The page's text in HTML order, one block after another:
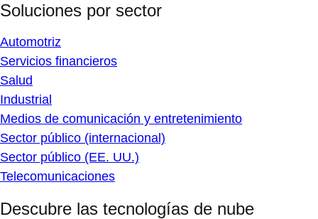
Soluciones por sector
Automotriz
Servicios financieros
Salud
Industrial
Medios de comunicación y entretenimiento
Sector público (internacional)
Sector público (EE. UU.)
Telecomunicaciones
Descubre las tecnologías de nube